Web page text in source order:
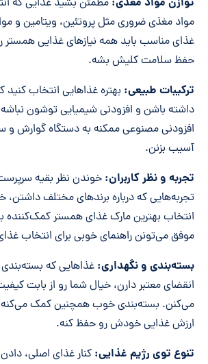
مطمئن بشید غذایی که
مواد مغذی ضروری مثل پروتئین، ویتامین و
غذای مناسب باید همه نیازهای غذایی همستر
حفظ سلامت کلیش بشه.
ترکیبات طبیعی: بهتره غذاهایی انتخاب کنید
داشته باشن و افزودنی شیمیایی توشون
افزودنی مصنوعی ممکنه به دستگاه گوارش
آسیب بزنن.
تجربه و نظر کاربران: خوندن نظر بقیه
تجربه‌هایی که درباره برندهای مختلف
انتخاب بهترین مارک غذای همستر کمک‌کننده
موفق می‌تونن راهنمای خوبی برای انتخاب
بسته‌بندی و نگهداری: غذاهایی که
انقضای معتبر دارن، خیال شما رو از بابت
می‌کنن. بسته‌بندی خوب همچنین کمک می‌کنه
ارزش غذایی خودش رو حفظ کنه.
تنوع توی رژیم غذایی: کنار غذای اصلی،